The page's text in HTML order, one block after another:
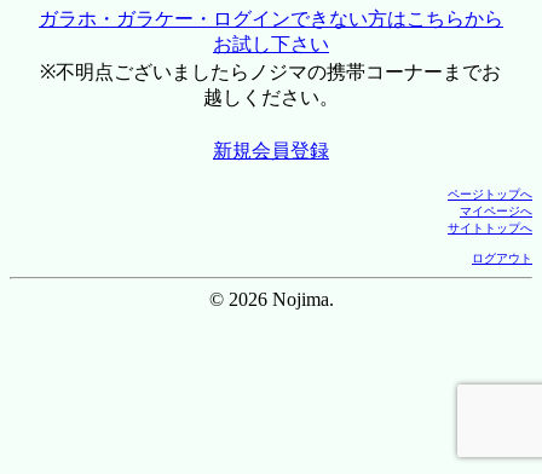
ガラホ・ガラケー・ログインできない方はこちらから
お試し下さい
※不明点ございましたらノジマの携帯コーナーまでお
越しください。
新規会員登録
ページトップへ
マイページへ
サイトトップへ
ログアウト
© 2026 Nojima.